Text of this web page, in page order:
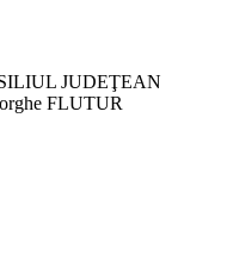
JUDEŢEAN
FLUTUR